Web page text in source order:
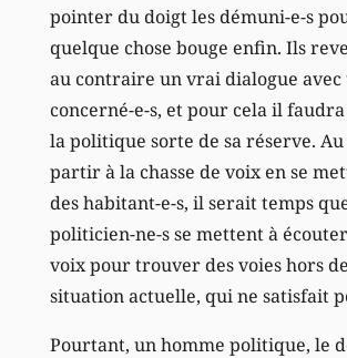
pointer du doigt les démuni-e-s
quelque chose bouge enfin. Ils
au contraire un vrai dialogue avec
concerné-e-s, et pour cela il
la politique sorte de sa réserve.
partir à la chasse de voix en se
des habitant-e-s, il serait temps
politicien-ne-s se mettent à
voix pour trouver des voies hors
situation actuelle, qui ne satisfait
Pourtant, un homme politique, le